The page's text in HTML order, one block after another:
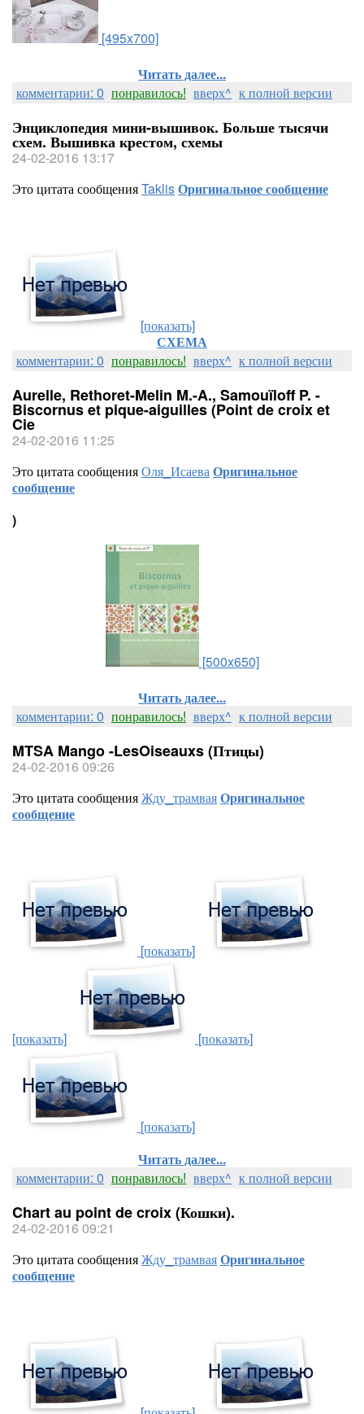
[495x700]
Читать далее...
комментарии: 0 понравилось! вверх^ к полной версии
Энциклопедия мини-вышивок. Больше тысячи
схем. Вышивка крестом, схемы
24-02-2016 13:17
Это цитата сообщенияTaklisОригинальное сообщение
[показать]
СХЕМА
комментарии: 0 понравилось! вверх^ к полной версии
Aurelle, Rethoret-Melin M.-A., Samouïloff P. -
Biscornus et pique-aiguilles (Point de croix et
Cie
24-02-2016 11:25
Это цитата сообщенияОля_ИсаеваОригинальное
сообщение
)
[500x650]
Читать далее...
комментарии: 0 понравилось! вверх^ к полной версии
MTSA Mango -LesOiseauxs (Птицы)
24-02-2016 09:26
Это цитата сообщенияЖду_трамваяОригинальное
сообщение
[показать]
[показать] [показать]
[показать]
Читать далее...
комментарии: 0 понравилось! вверх^ к полной версии
Chart au point de croix (Кошки).
24-02-2016 09:21
Это цитата сообщенияЖду_трамваяОригинальное
сообщение